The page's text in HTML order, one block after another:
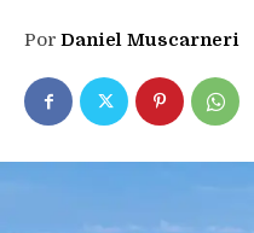
Por Daniel Muscarneri